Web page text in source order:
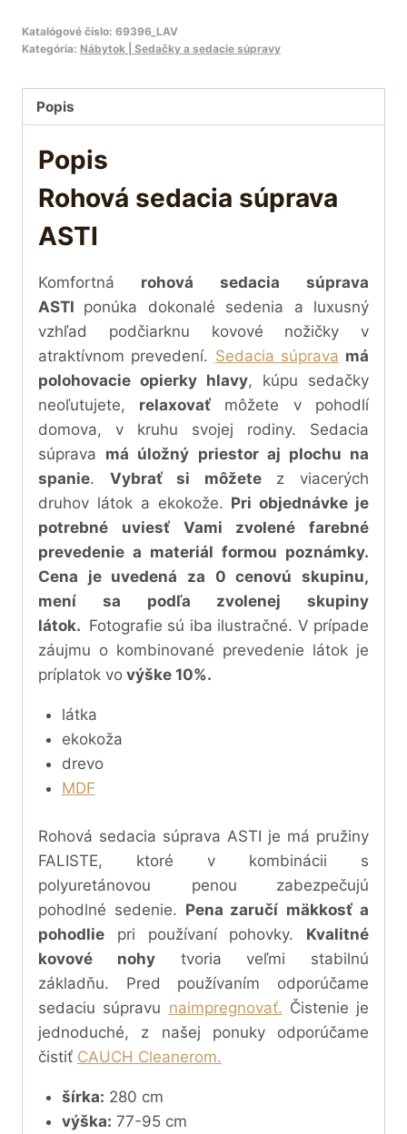
Katalógové číslo: 69396_LAV
Kategória: Nábytok | Sedačky a sedacie súpravy
Popis
Popis
Rohová sedacia súprava
ASTI
Komfortná rohová sedacia súprava
ASTI ponúka dokonalé sedenia a luxusný
vzhľad podčiarknu kovové nožičky v
atraktívnom prevedení. Sedacia súprava má
polohovacie opierky hlavy, kúpu sedačky
neoľutujete, relaxovaťmôžete v pohodlí
domova, v kruhu svojej rodiny. Sedacia
súprava má úložný priestor aj plochu na
spanie. Vybrať si môžetez viacerých
druhov látok a ekokože. Pri objednávke je
potrebné uviesť Vami zvolené farebné
prevedenie a materiál formou poznámky.
Cena je uvedená za 0 cenovú skupinu,
mení sa podľa zvolenej skupiny
látok. Fotografie sú iba ilustračné. V prípade
záujmu o kombinované prevedenie látok je
príplatok vo výške 10%.
látka
ekokoža
drevo
MDF
Rohová sedacia súprava ASTI je má pružiny
FALISTE, ktoré v kombinácii s
polyuretánovou penou
zabezpečujú
pohodlné sedenie. Pena zaručí mäkkosť a
pohodlie
pri používaní pohovky.
Kvalitné
kovové nohy
tvoria veľmi stabilnú
základňu. Pred používaním odporúčame
sedaciu súpravu naimpregnovať. Čistenie je
jednoduché, z našej ponuky odporúčame
čistiť CAUCH Cleanerom.
šírka: 280 cm
výška: 77-95 cm